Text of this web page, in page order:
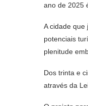
ano de 2025
A cidade que
potenciais
plenitude
Dos trinta e
através da